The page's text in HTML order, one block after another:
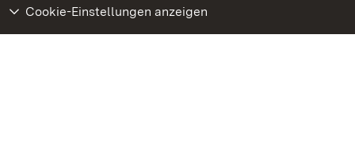
Cookie-Einstellungen anzeigen
Weiteres